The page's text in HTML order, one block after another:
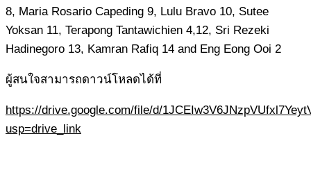
8, Maria Rosario Capeding 9, Lulu Bravo 10, Sutee
Yoksan 11, Terapong Tantawichien 4,12, Sri Rezeki
Hadinegoro 13, Kamran Rafiq 14 and Eng Eong Ooi 2
ผู้สนใจสามารถดาวน์โหลดได้ที่
https://drive.google.com/file/d/
usp=drive_link